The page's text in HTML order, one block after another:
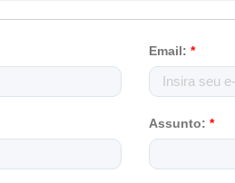
Email: *
Assunto: *